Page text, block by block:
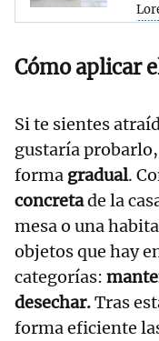
Cómo aplicar
Si te sientes
gustaría
forma gradual.
concretade la
mesa o una
objetos que hay
categorías:
desechar.Tras
forma eficiente